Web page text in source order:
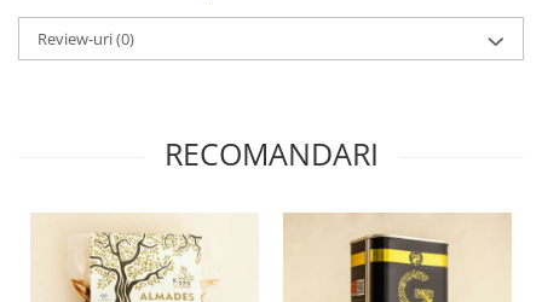
Review-uri(0)
RECOMANDARI